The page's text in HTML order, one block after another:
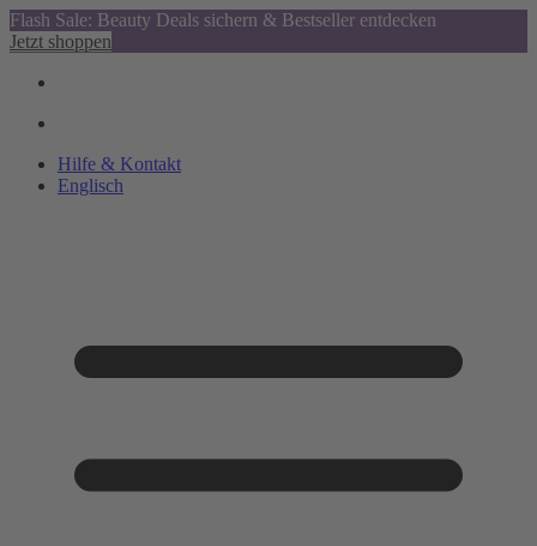
Flash Sale: Beauty Deals sichern & Bestseller entdecken
Jetzt shoppen
Hilfe & Kontakt
Englisch